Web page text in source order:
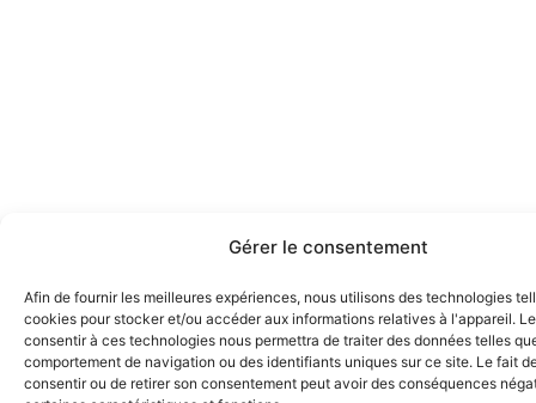
Gérer le consentement
Afin de fournir les meilleures expériences, nous utilisons des technologies
cookies pour stocker et/ou accéder aux informations relatives à l'appareil.
consentir à ces technologies nous permettra de traiter des données telles
comportement de navigation ou des identifiants uniques sur ce site. Le fait
consentir ou de retirer son consentement peut avoir des conséquences